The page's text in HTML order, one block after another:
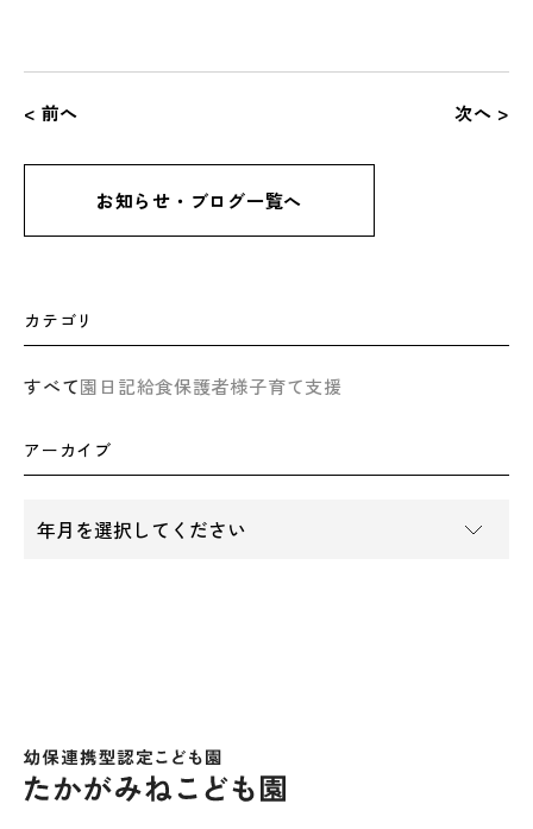
< 前へ 次へ >
お知らせ・ブログ一覧へ
カテゴリ
すべて園日記給食保護者様子育て支援
アーカイブ